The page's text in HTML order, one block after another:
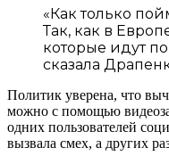
«Как только
Так, как в
которые идут
сказала
Политик уверена, что
можно с помощью
одних пользователей
вызвала смех, а других